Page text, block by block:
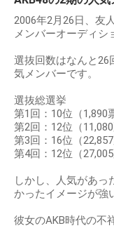
2006年2月26日、友
メンバーオーディシ
選抜回数はなんと26
気メンバーです。
選抜総選挙
第1回：10位（1,890
第2回：12位（11,080
第3回：16位（22,857
第4回：12位（27,005
しかし、人気があっ
かったイメージが強
彼女のAKB時代の不